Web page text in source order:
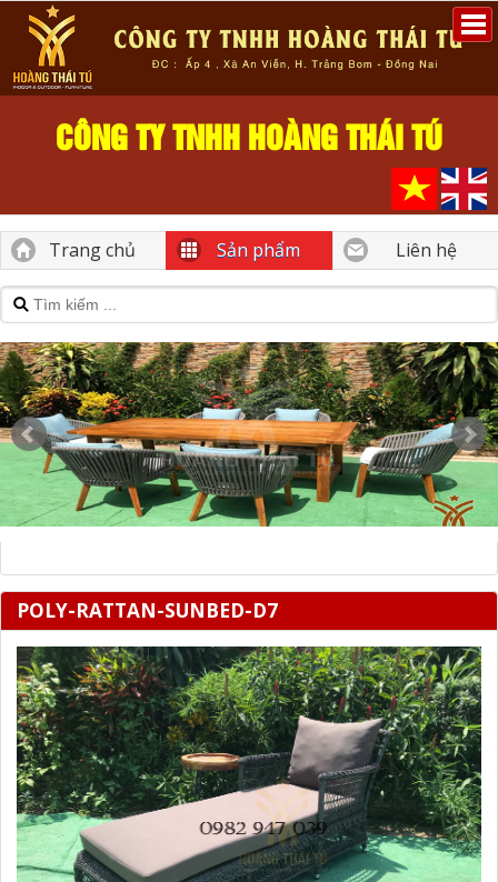
CÔNG TY TNHH HOÀNG THÁI TÚ
Trang chủ Sản phẩm Liên hệ
POLY-RATTAN-SUNBED-D7